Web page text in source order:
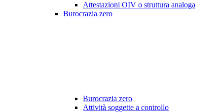
Attestazioni OIV o struttura analoga
Burocrazia zero
Burocrazia zero
Attività soggette a controllo